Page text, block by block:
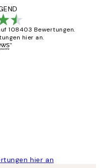
108403 Bewertungen.
hier an.
hier an